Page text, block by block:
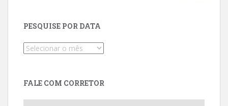
PESQUISE POR DATA
Pesquise
FALE COM CORRETOR